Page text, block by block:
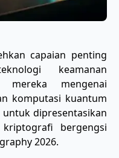
capaian penting
keamanan
mengenai
komputasi kuantum
dipresentasikan
bergengsi
2026.